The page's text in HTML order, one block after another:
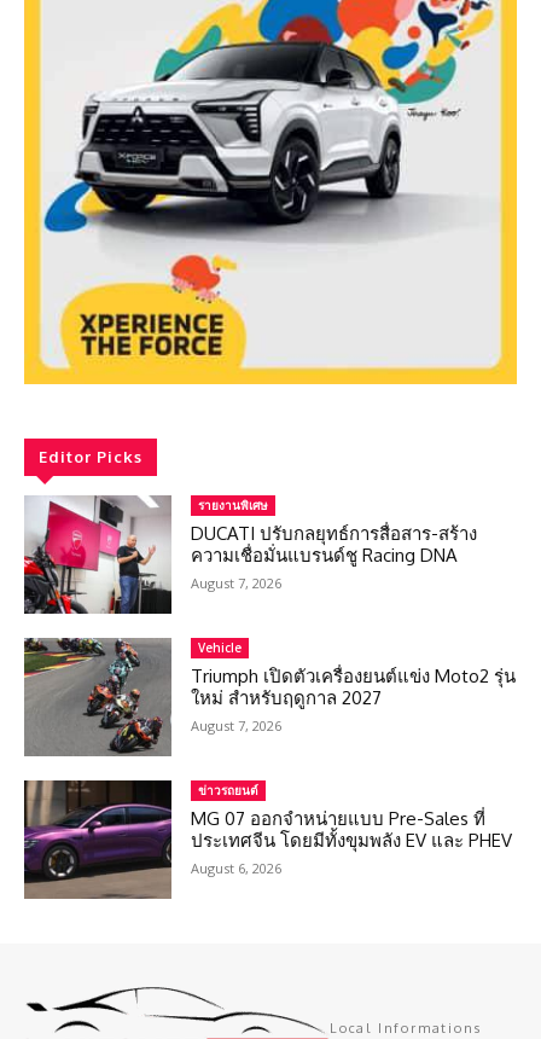
Editor Picks
รายงานพิเศษ
DUCATI ปรับกลยุทธ์การสื่อสาร-สร้าง
ความเชื่อมั่นแบรนด์ชู Racing DNA
August 7, 2026
Vehicle
Triumph เปิดตัวเครื่องยนต์แข่ง Moto2 รุ่น
ใหม่ สำหรับฤดูกาล 2027
August 7, 2026
ข่าวรถยนต์
MG 07 ออกจำหน่ายแบบ Pre-Sales ที่
ประเทศจีน โดยมีทั้งขุมพลัง EV และ PHEV
August 6, 2026
Local Informations